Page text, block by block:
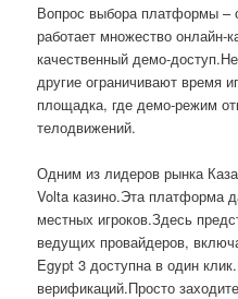
Вопрос выбора платформы –
работает множество онлайн-
качественный демо-
другие ограничивают время
площадка, где демо-режим
телодвижений.
Одним из лидеров рынка
Volta казино.Эта платформа
местных игроков.Здесь
ведущих провайдеров,
Egypt 3 доступна в один
верификаций.Просто